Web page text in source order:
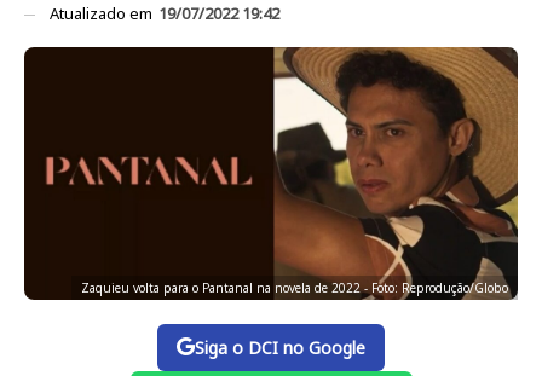
Atualizado em 19/07/2022 19:42
Zaquieu volta para o Pantanal na novela de 2022 - Foto: Reprodução/Globo
Siga o DCI no Google